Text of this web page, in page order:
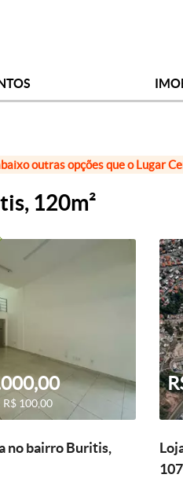
outras opções que o Lugar
120m²
100,00
no bairro Buritis,